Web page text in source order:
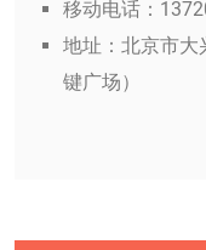
移动电话：
地址：北京市大
键广场）